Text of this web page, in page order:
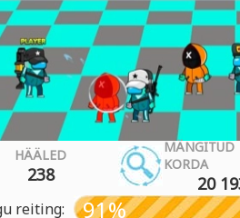
HÄÄLED
238
MÄNGITUD
KORDA
20
reiting: 91%